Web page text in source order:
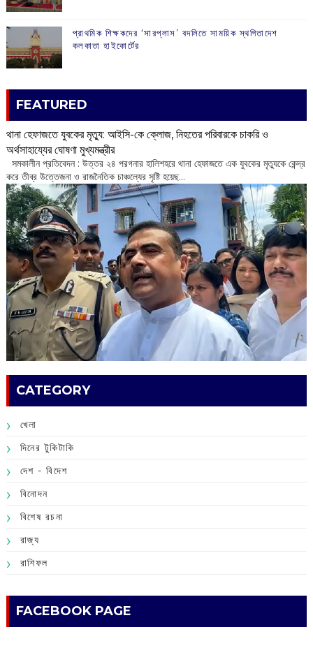
প্রাথমিক শিক্ষকদের ‘সারপ্লাস’ বদলিতে সাময়িক স্থগিতাদেশ
কলকাতা হাইকোর্টের
FEATURED
থানা হেফাজতে যুবকের মৃত্যু: আইসি-কে ক্লোজ, নিহতের পরিবারকে চাকরি ও
অর্থসাহায্যের ঘোষণা মুখ্যমন্ত্রীর
সমকালীন প্রতিবেদন : উত্তর ২৪ পরগনার হালিশহরে থানা হেফাজতে এক যুবকের মৃত্যুকে কেন্দ্র
করে তীব্র উত্তেজনা ও রাজনৈতিক চাঞ্চল্যের সৃষ্টি হয়েছ...
CATEGORY
খেলা
দিনের টুকিটাকি
দেশ - বিদেশ
বিনোদন
বিশেষ রচনা
রাজ্য
রাশিফল
FACEBOOK PAGE